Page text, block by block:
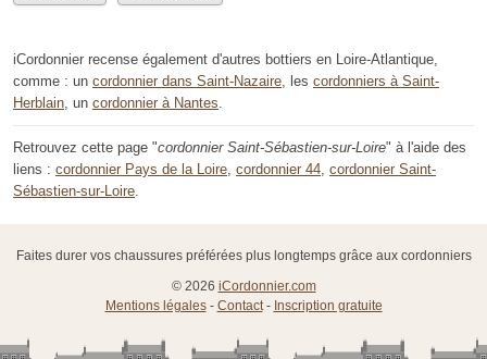
iCordonnier recense également d'autres bottiers en Loire-Atlantique,
comme : un cordonnier dans Saint-Nazaire, les cordonniers à Saint-
Herblain, un cordonnier à Nantes.
Retrouvez cette page "cordonnier Saint-Sébastien-sur-Loire" à l'aide des
liens : cordonnier Pays de la Loire, cordonnier 44, cordonnier Saint-
Sébastien-sur-Loire.
Faites durer vos chaussures préférées plus longtemps grâce aux cordonniers
© 2026 iCordonnier.com
Mentions légales- Contact- Inscription gratuite